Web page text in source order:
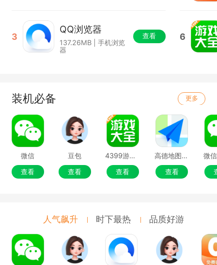
3
QQ浏览器
137.26MB | 手机浏览
器
查看 6
装机必备 更多
微信
查看
豆包
查看
4399游戏盒
查看
高德地图移动端
查看
微
人气飙升 时下最热 品质好游